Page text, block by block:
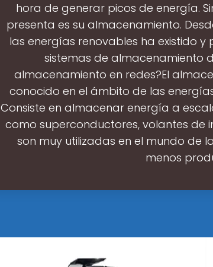
hora de generar picos de energía.
presenta es su almacenamiento.
las energías renovables ha existido y
sistemas de almacenamiento
almacenamiento en redes?El
conocido en el ámbito de las
Consiste en almacenar energía a
como superconductores, volantes de
son muy utilizadas en el mundo de
menos